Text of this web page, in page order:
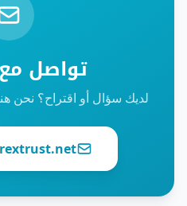
تواصل
لديك سؤال أو اقتراح؟ نحن